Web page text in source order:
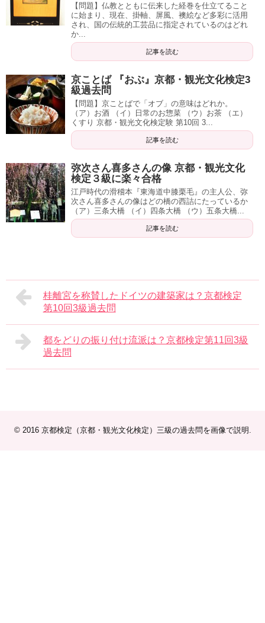
【問題】仏教とともに伝来した経巻を仕立てること
に始まり、現在、掛軸、屏風、襖絵など多彩に活用
され、国の伝統的工芸品に指定されているのはどれ
か...
記事を読む
京ことば 『おぶ』京都・観光文化検定3
級過去問
【問題】京ことばで「オブ」の意味はどれか。
（ア）お酒 （イ）日常のお惣菜 （ウ）お茶 （エ）
くすり 京都・観光文化検定験 第10回 3...
記事を読む
弥次さん喜多さんの像 京都・観光文化
検定３級に楽々合格
江戸時代の滑稽本『東海道中膝栗毛』の主人公、弥
次さん喜多さんの像はどの橋の西詰にたっているか
（ア）三条大橋 （イ）四条大橋 （ウ）五条大橋...
記事を読む
桂離宮を称賛したドイツの建築家は？京都検定
第10回3級過去問
都をどりの振り付け流派は？京都検定第11回3級
過去問
© 2016 京都検定（京都・観光文化検定）三級の過去問を画像で説明